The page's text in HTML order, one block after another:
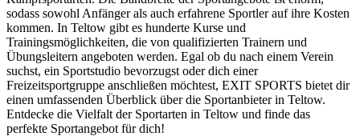
sodass sowohl Anfänger als auch erfahrene Sportler auf ihre Kosten
kommen. In Teltow gibt es hunderte Kurse und
Trainingsmöglichkeiten, die von qualifizierten Trainern und
Übungsleitern angeboten werden. Egal ob du nach einem Verein
suchst, ein Sportstudio bevorzugst oder dich einer
Freizeitsportgruppe anschließen möchtest, EXIT SPORTS bietet dir
einen umfassenden Überblick über die Sportanbieter in Teltow.
Entdecke die Vielfalt der Sportarten in Teltow und finde das
perfekte Sportangebot für dich!